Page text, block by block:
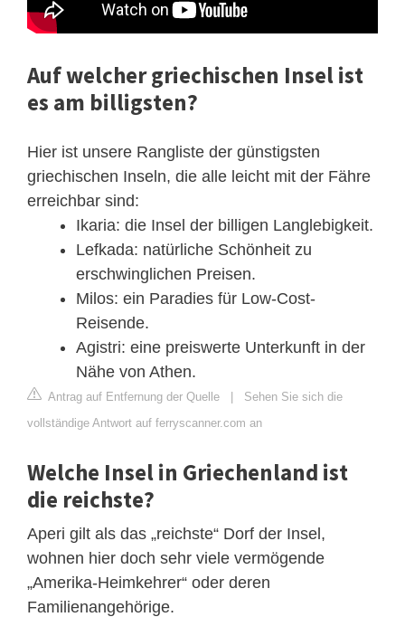
Auf welcher griechischen Insel ist
es am billigsten?
Hier ist unsere Rangliste der günstigsten
griechischen Inseln, die alle leicht mit der Fähre
erreichbar sind:
Ikaria: die Insel der billigen Langlebigkeit.
Lefkada: natürliche Schönheit zu
erschwinglichen Preisen.
Milos: ein Paradies für Low-Cost-
Reisende.
Agistri: eine preiswerte Unterkunft in der
Nähe von Athen.
Antrag auf Entfernung der Quelle | Sehen Sie sich die
vollständige Antwort auf ferryscanner.com an
Welche Insel in Griechenland ist
die reichste?
Aperi gilt als das „reichste“ Dorf der Insel,
wohnen hier doch sehr viele vermögende
„Amerika-Heimkehrer“ oder deren
Familienangehörige.